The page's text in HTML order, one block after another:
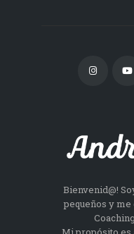
Bienvenid@!
pequeños y